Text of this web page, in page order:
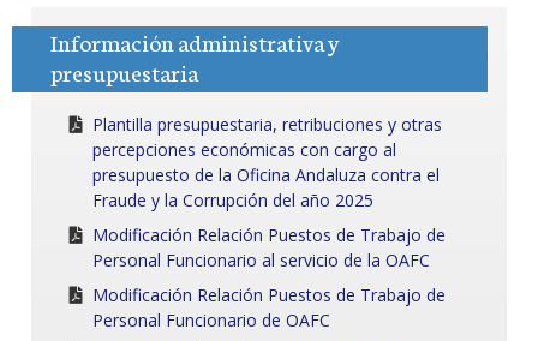
Información administrativa y
presupuestaria
Plantilla presupuestaria, retribuciones y otras
percepciones económicas con cargo al
presupuesto de la Oficina Andaluza contra el
Fraude y la Corrupción del año 2025
Modificación Relación Puestos de Trabajo de
Personal Funcionario al servicio de la OAFC
Modificación Relación Puestos de Trabajo de
Personal Funcionario de OAFC